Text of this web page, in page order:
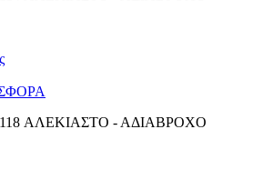
ΑΛΕΚΙΑΣΤΟ - ΑΔΙΑΒΡΟΧΟ